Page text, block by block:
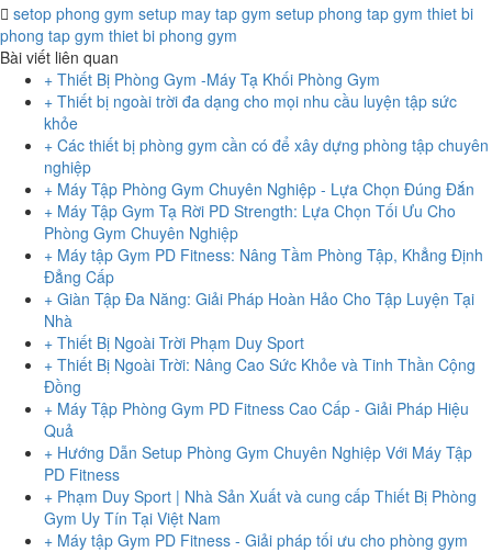
setop phong gym setup may tap gym setup phong tap gym thiet bi
phong tap gym thiet bi phong gym
Bài viết liên quan
+ Thiết Bị Phòng Gym -Máy Tạ Khối Phòng Gym
+ Thiết bị ngoài trời đa dạng cho mọi nhu cầu luyện tập sức
khỏe
+ Các thiết bị phòng gym cần có để xây dựng phòng tập chuyên
nghiệp
+ Máy Tập Phòng Gym Chuyên Nghiệp - Lựa Chọn Đúng Đắn
+ Máy Tập Gym Tạ Rời PD Strength: Lựa Chọn Tối Ưu Cho
Phòng Gym Chuyên Nghiệp
+ Máy tập Gym PD Fitness: Nâng Tầm Phòng Tập, Khẳng Định
Đẳng Cấp
+ Giàn Tập Đa Năng: Giải Pháp Hoàn Hảo Cho Tập Luyện Tại
Nhà
+ Thiết Bị Ngoài Trời Phạm Duy Sport
+ Thiết Bị Ngoài Trời: Nâng Cao Sức Khỏe và Tinh Thần Cộng
Đồng
+ Máy Tập Phòng Gym PD Fitness Cao Cấp - Giải Pháp Hiệu
Quả
+ Hướng Dẫn Setup Phòng Gym Chuyên Nghiệp Với Máy Tập
PD Fitness
+ Phạm Duy Sport | Nhà Sản Xuất và cung cấp Thiết Bị Phòng
Gym Uy Tín Tại Việt Nam
+ Máy tập Gym PD Fitness - Giải pháp tối ưu cho phòng gym